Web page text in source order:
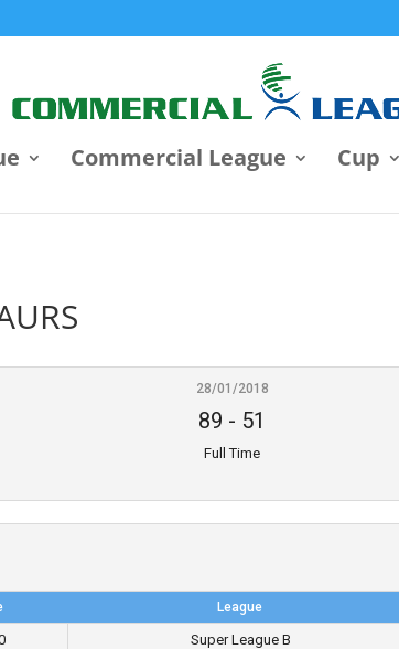
Commercial League Cup
28/01/2018
89 - 51
Full Time
League
Super League B